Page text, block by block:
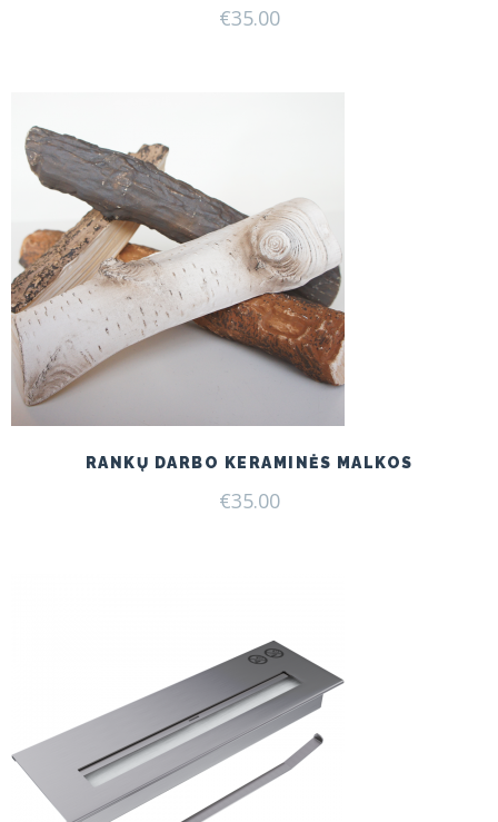
€35.00
RANKŲ DARBO KERAMINĖS MALKOS
€35.00